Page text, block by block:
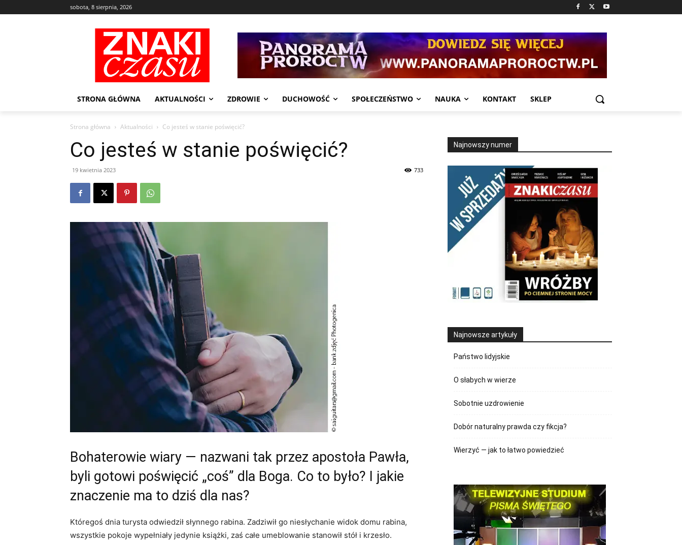
sobota, 8 sierpnia, 2026
STRONA GŁÓWNA AKTUALNOŚCI ZDROWIE DUCHOWOŚĆ SPOŁECZEŃSTWO NAUKA KONTAKT SKLEP
Strona główna Aktualności Co jesteś w stanie poświęcić?
Co jesteś w stanie poświęcić?
19 kwietnia 2023 733
Bohaterowie wiary — nazwani tak przez apostoła Pawła,
byli gotowi poświęcić „coś” dla Boga. Co to było? I jakie
znaczenie ma to dziś dla nas?
Któregoś dnia turysta odwiedził słynnego rabina. Zadziwił go niesłychanie widok domu rabina,
wszystkie pokoje wypełniały jedynie książki, zaś całe umeblowanie stanowił stół i krzesło.
Najnowszy numer
Najnowsze artykuły
Państwo lidyjskie
O słabych w wierze
Sobotnie uzdrowienie
Dobór naturalny prawda czy fikcja?
Wierzyć — jak to łatwo powiedzieć